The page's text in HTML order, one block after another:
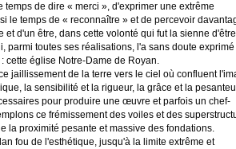
temps de dire « merci », d'exprimer une extrême
le temps de « reconnaître » et de percevoir
et d'un être, dans cette volonté qui fut la sienne d'être
parmi toutes ses réalisations, l'a sans doute
cette église Notre-Dame de Royan.
jaillissement de la terre vers le ciel où confluent
la sensibilité et la rigueur, la grâce et la
pour produire une œuvre et parfois un chef-
ce frémissement des voiles et des
la proximité pesante et massive des fondations.
fou de l'esthétique, jusqu'à la limite extrême et